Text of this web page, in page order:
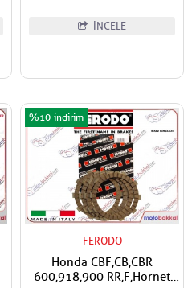
İNCELE
FERODO
Honda CBF,CB,CBR
600,918,900 RR,F,Hornet
%10